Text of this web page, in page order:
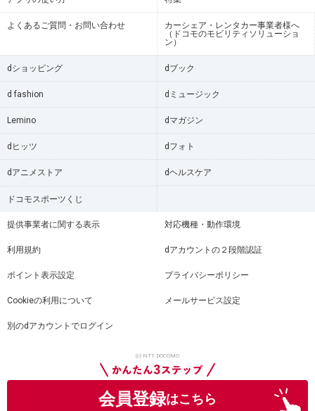
会員登録はこちら
よくあるご質問・お問い合わせ
カーシェア・レンタカー事業者様へ
（ドコモのモビリティソリューショ
ン）
dショッピング dブック
d fashion dミュージック
Lemino dマガジン
dヒッツ dフォト
dアニメストア dヘルスケア
ドコモスポーツくじ
提供事業者に関する表示 対応機種・動作環境
利用規約 dアカウントの２段階認証
ポイント表示設定 プライバシーポリシー
Cookieの利用について メールサービス設定
別のdアカウントでログイン
(c) NTT DOCOMO